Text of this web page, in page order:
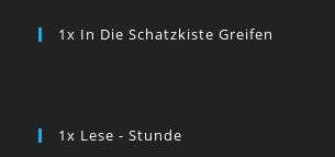
1x In Die Schatzkiste Greifen
1x Lese - Stunde